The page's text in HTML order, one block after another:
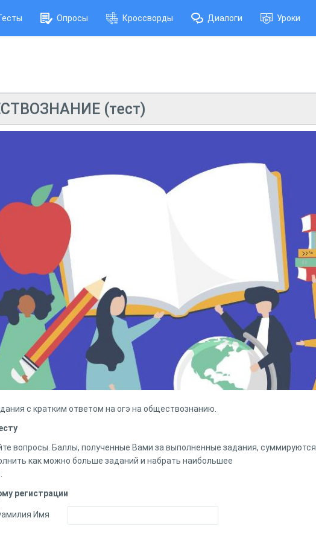
Опросы Кроссворды Диалоги Уроки
(тест)
с кратким ответом на огэ на обществознанию.
вопросы. Баллы, полученные Вами за выполненные задания,
как можно больше заданий и набрать наибольшее
регистрации
Имя